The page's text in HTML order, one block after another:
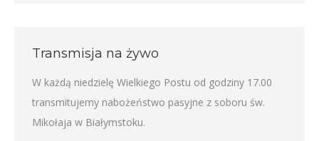
Transmisja na żywo
W każdą niedzielę Wielkiego Postu od godziny 17.00
transmitujemy nabożeństwo pasyjne z soboru św.
Mikołaja w Białymstoku.